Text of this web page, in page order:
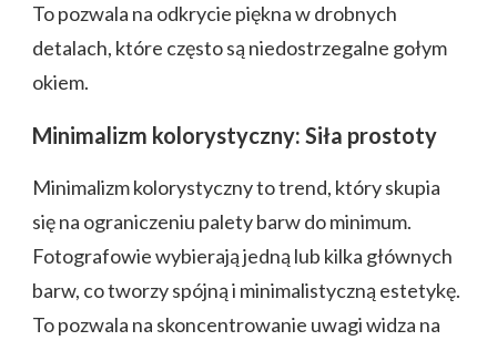
To pozwala na odkrycie piękna w drobnych
detalach, które często są niedostrzegalne gołym
okiem.
Minimalizm kolorystyczny: Siła prostoty
Minimalizm kolorystyczny to trend, który skupia
się na ograniczeniu palety barw do minimum.
Fotografowie wybierają jedną lub kilka głównych
barw, co tworzy spójną i minimalistyczną estetykę.
To pozwala na skoncentrowanie uwagi widza na